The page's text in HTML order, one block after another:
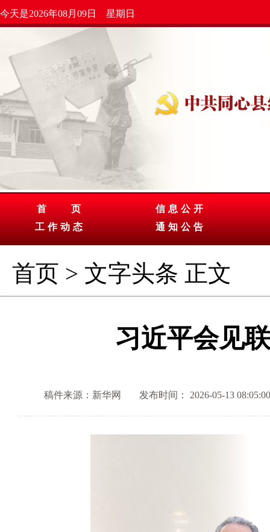
今天是2026年08月09日 星期日
首 页
工作动态
信息公开
通知公告
首页 > 文字头条 正文
习近平会见
稿件来源：新华网 发布时间： 2026-05-13 08:05:00